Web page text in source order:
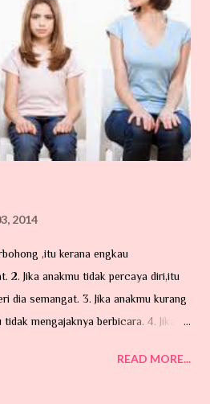
suka sangat memburu dan bersiar-siar
Si kecil ni memang pakar mencari
kita ni. Tempat yang paling syok sekali
tubuh contohnya belakang telinga,
2014
,itu kerana engkau
2. Jika anakmu tidak percaya diri,itu
dia semangat. 3. Jika anakmu kurang
mengajaknya berbicara. 4. Jika
engkau selalu membelanya. 6.
READ MORE...